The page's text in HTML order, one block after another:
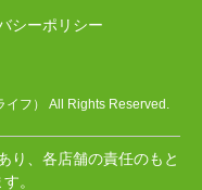
シーポリシー
イフ） All Rights Reserved.
り、各店舗の責任のもと
。